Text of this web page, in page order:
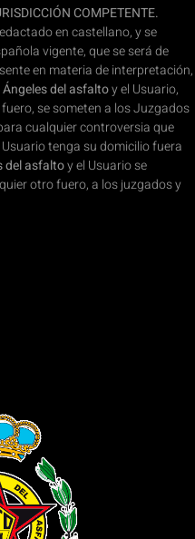
COMPETENTE.
en castellano, y se
vigente, que se será de
en materia de interpretación,
del asfaltoy el Usuario,
se someten a los Juzgados
cualquier controversia que
tenga su domicilio fuera
del asfaltoy el Usuario se
otro fuero, a los juzgados y